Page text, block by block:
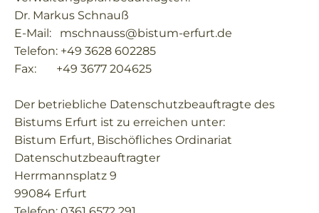
Dr. Markus Schnauß
E-Mail: mschnauss@bistum-erfurt.de
Telefon: +49 3628 602285
Fax: +49 3677 204625
Der betriebliche Datenschutzbeauftragte des
Bistums Erfurt ist zu erreichen unter:
Bistum Erfurt, Bischöfliches Ordinariat
Datenschutzbeauftragter
Herrmannsplatz 9
99084 Erfurt